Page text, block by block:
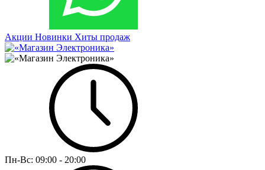
Акции Новинки Хиты продаж
Пн-Вс: 09:00 - 20:00